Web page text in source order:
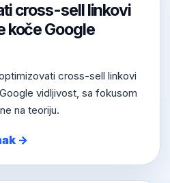
cross-sell linkovi
koče Google
cross-sell linkovi
vidljivost, sa fokusom
na teoriju.
→